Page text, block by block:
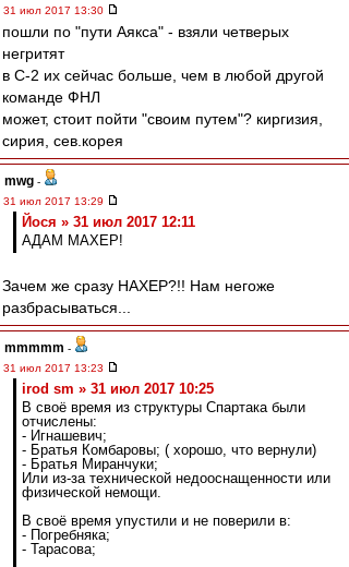
31 июл 2017 13:30
пошли по "пути Аякса" - взяли четверых
негритят
в С-2 их сейчас больше, чем в любой другой
команде ФНЛ
может, стоит пойти "своим путем"? киргизия,
сирия, сев.корея
mwg -
31 июл 2017 13:29
Йося » 31 июл 2017 12:11
АДАМ МАХЕР!
Зачем же сразу НАХЕР?!! Нам негоже
разбрасываться...
mmmmm -
31 июл 2017 13:23
irod sm » 31 июл 2017 10:25
В своё время из структуры Спартака были
отчислены:
- Игнашевич;
- Братья Комбаровы; ( хорошо, что вернули)
- Братья Миранчуки;
Или из-за технической недооснащенности или
физической немощи.
В своё время упустили и не поверили в:
- Погребняка;
- Тарасова;